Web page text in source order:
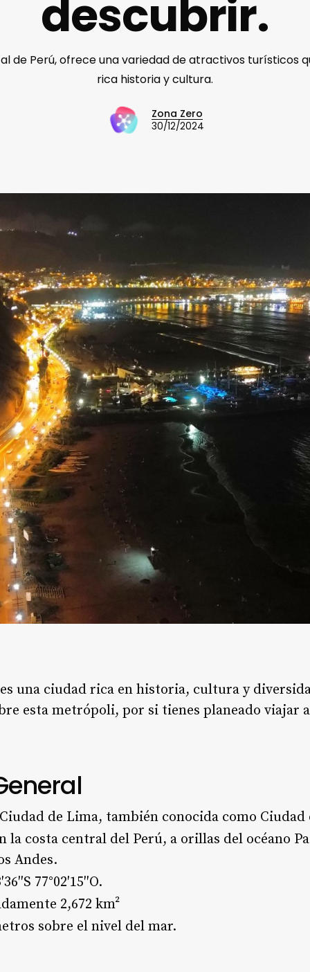
descubrir.
de Perú, ofrece una variedad de atractivos turísticos
rica historia y cultura.
Zona Zero
30/12/2024
una ciudad rica en historia, cultura y
esta metrópoli, por si tienes planeado viajar
de Lima, también conocida como Ciudad
la costa central del Perú, a orillas del océano
Andes.
77°02′15″O.
2,672 km²
sobre el nivel del mar.